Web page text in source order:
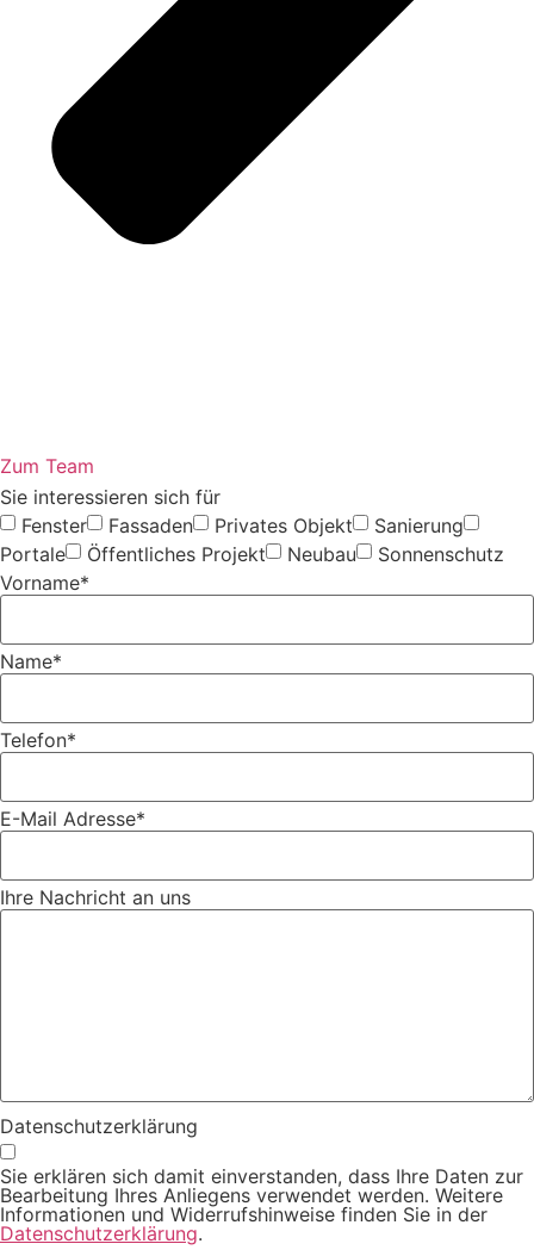
Zum Team
Sie interessieren sich für
Fenster
Fassaden Privates Objekt
Sanierung
Portale
Öffentliches Projekt Neubau
Sonnenschutz
Vorname*
Name*
Telefon*
E-Mail Adresse*
Ihre Nachricht an uns
Datenschutzerklärung
Sie erklären sich damit einverstanden, dass Ihre Daten zur
Bearbeitung Ihres Anliegens verwendet werden. Weitere
Informationen und Widerrufshinweise finden Sie in der
Datenschutzerklärung.